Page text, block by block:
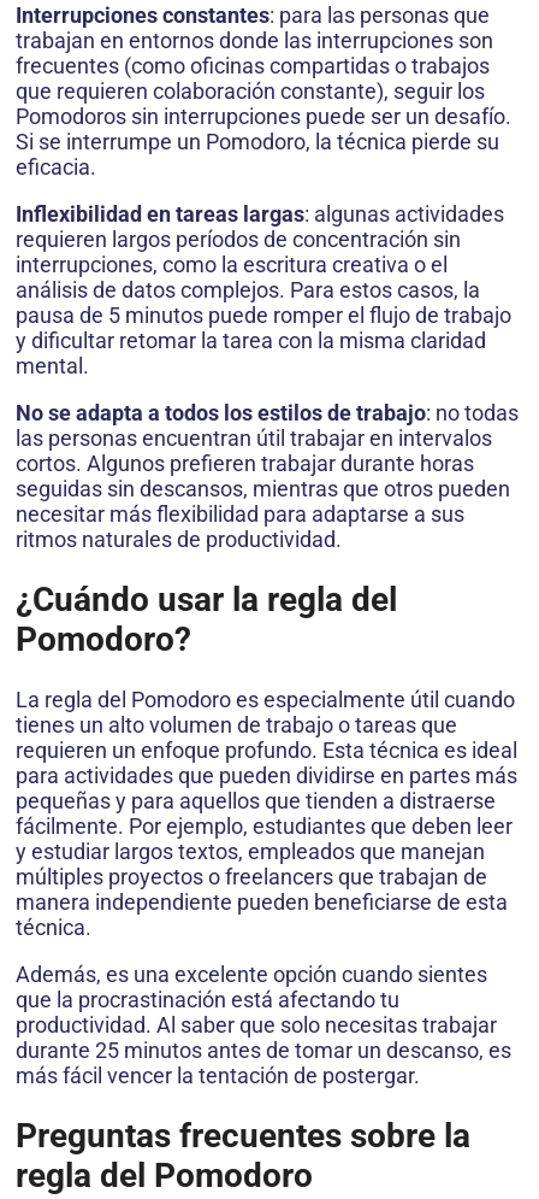
Interrupciones constantes: para las personas que
trabajan en entornos donde las interrupciones son
frecuentes (como oficinas compartidas o trabajos
que requieren colaboración constante), seguir los
Pomodoros sin interrupciones puede ser un desafío.
Si se interrumpe un Pomodoro, la técnica pierde su
eficacia.
Inflexibilidad en tareas largas: algunas actividades
requieren largos períodos de concentración sin
interrupciones, como la escritura creativa o el
análisis de datos complejos. Para estos casos, la
pausa de 5 minutos puede romper el flujo de trabajo
y dificultar retomar la tarea con la misma claridad
mental.
No se adapta a todos los estilos de trabajo: no todas
las personas encuentran útil trabajar en intervalos
cortos. Algunos prefieren trabajar durante horas
seguidas sin descansos, mientras que otros pueden
necesitar más flexibilidad para adaptarse a sus
ritmos naturales de productividad.
¿Cuándo usar la regla del
Pomodoro?
La regla del Pomodoro es especialmente útil cuando
tienes un alto volumen de trabajo o tareas que
requieren un enfoque profundo. Esta técnica es ideal
para actividades que pueden dividirse en partes más
pequeñas y para aquellos que tienden a distraerse
fácilmente. Por ejemplo, estudiantes que deben leer
y estudiar largos textos, empleados que manejan
múltiples proyectos o freelancers que trabajan de
manera independiente pueden beneficiarse de esta
técnica.
Además, es una excelente opción cuando sientes
que la procrastinación está afectando tu
productividad. Al saber que solo necesitas trabajar
durante 25 minutos antes de tomar un descanso, es
más fácil vencer la tentación de postergar.
Preguntas frecuentes sobre la
regla del Pomodoro